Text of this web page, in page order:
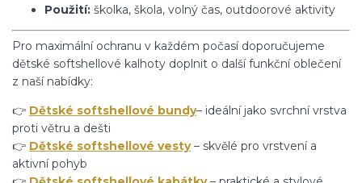
Použití: školka, škola, volný čas, outdoorové aktivity
Pro maximální ochranu v každém počasí doporučujeme
dětské softshellové kalhoty doplnit o další funkční oblečení
z naší nabídky:
👉 Dětské softshellové bundy– ideální jako svrchní vrstva
proti větru a dešti
👉 Dětské softshellové vesty– skvělé pro vrstvení a
aktivní pohyb